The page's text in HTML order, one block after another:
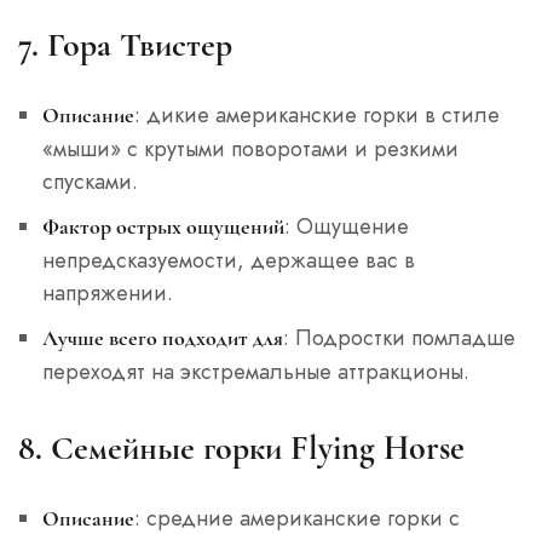
7. Гора Твистер
Описание: дикие американские горки в стиле
«мыши» с крутыми поворотами и резкими
спусками.
Фактор острых ощущений: Ощущение
непредсказуемости, держащее вас в
напряжении.
Лучше всего подходит для: Подростки помладше
переходят на экстремальные аттракционы.
8. Семейные горки Flying Horse
Описание: средние американские горки с